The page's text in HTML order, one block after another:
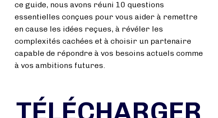
ce guide, nous avons réuni 10 questions
essentielles conçues pour vous aider à remettre
en cause les idées reçues, à révéler les
complexités cachées et à choisir un partenaire
capable de répondre à vos besoins actuels comme
à vos ambitions futures.